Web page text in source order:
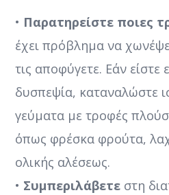
• Παρατηρείστε ποιες
έχει πρόβλημα να
τις αποφύγετε. Εάν είστε
δυσπεψία, καταναλώστε
γεύματα με τροφές
όπως φρέσκα φρούτα,
ολικής αλέσεως.
• Συμπεριλάβετε στη